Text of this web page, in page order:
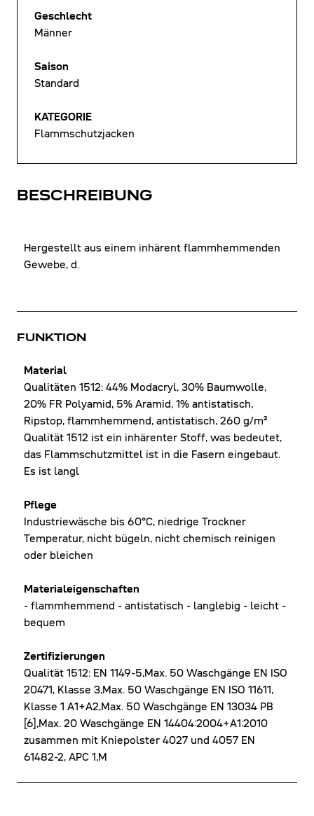
BESCHREIBUNG
Hergestellt aus einem inhärent flammhemmenden
Gewebe, d.
FUNKTION
Material
Qualitäten 1512: 44% Modacryl, 30% Baumwolle,
20% FR Polyamid, 5% Aramid, 1% antistatisch,
Ripstop, flammhemmend, antistatisch, 260 g/m²
Qualität 1512 ist ein inhärenter Stoff, was bedeutet,
das Flammschutzmittel ist in die Fasern eingebaut.
Es ist langl
Pflege
Industriewäsche bis 60°C, niedrige Trockner
Temperatur, nicht bügeln, nicht chemisch reinigen
oder bleichen
Materialeigenschaften
- flammhemmend - antistatisch - langlebig - leicht -
bequem
Zertifizierungen
Qualität 1512: EN 1149-5,Max. 50 Waschgänge EN ISO
20471, Klasse 3,Max. 50 Waschgänge EN ISO 11611,
Klasse 1 A1+A2,Max. 50 Waschgänge EN 13034 PB
[6],Max. 20 Waschgänge EN 14404:2004+A1:2010
zusammen mit Kniepolster 4027 und 4057 EN
61482-2, APC 1,M
Geschlecht
Männer
Saison
Standard
KATEGORIE
Flammschutzjacken